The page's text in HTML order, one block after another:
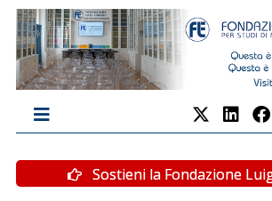
Sostieni la Fondazione